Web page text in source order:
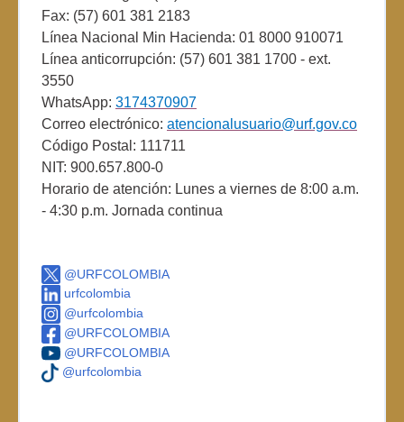
Fax: (57) 601 381 2183
Línea Nacional Min Hacienda: 01 8000 910071
Línea anticorrupción: (57) 601 381 1700 - ext.
3550
WhatsApp: 3174370907
Correo electrónico: atencionalusuario@urf.gov.co
Código Postal: 111711
NIT: 900.657.800-0
Horario de atención: Lunes a viernes de 8:00 a.m.
- 4:30 p.m. Jornada continua
@URFCOLOMBIA
urfcolombia
@urfcolombia
@URFCOLOMBIA
@URFCOLOMBIA
@urfcolombia